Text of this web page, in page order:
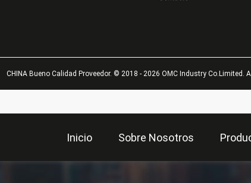
CHINA Bueno Calidad Proveedor. © 2018 - 2026 OMC Industry Co.Limited.
Inicio Sobre Nosotros